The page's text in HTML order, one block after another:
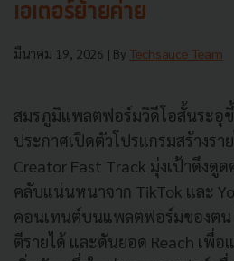
เอเตอร์ย้ายค่าย
มีนาคม 19, 2026 | By Techsauce Team
สมรภูมิแพลตฟอร์มวิดีโอสั้นระอุขึ้
ประกาศเปิดตัวโปรแกรมสร้างร
Creator Fast Track มุ่งเป้าดึงดู
คลับแน่นหนาจาก TikTok และ
คอนเทนต์บนแพลตฟอร์มของตน
ตีรายได้ และดันยอด Reach เพื่อ